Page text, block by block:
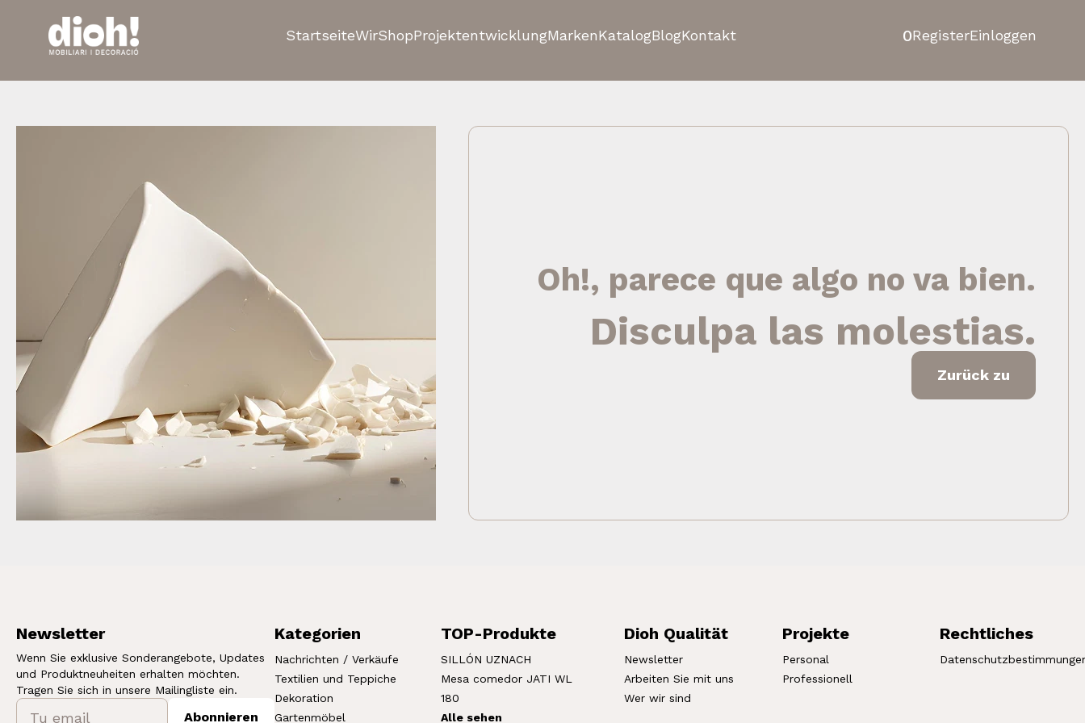
StartseiteWirShopProjektentwicklungMarkenKatalogBlogKontakt 0RegisterEinloggen
Oh!, parece que algo no va bien.
Disculpa las molestias.
Zurück zu
Newsletter
Wenn Sie exklusive Sonderangebote, Updates
und Produktneuheiten erhalten möchten.
Tragen Sie sich in unsere Mailingliste ein.
Abonnieren
Kategorien
Nachrichten / Verkäufe
Textilien und Teppiche
Dekoration
Gartenmöbel
TOP-Produkte
SILLÓN UZNACH
Mesa comedor JATI WL
180
Alle sehen
Dioh Qualität
Newsletter
Arbeiten Sie mit uns
Wer wir sind
Projekte
Personal
Professionell
Rechtliches